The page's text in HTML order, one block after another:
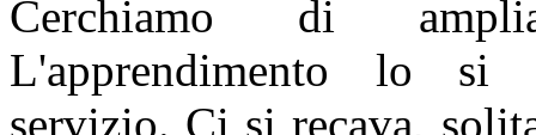
Cerchiamo di
L'apprendimento lo si
servizio. Ci si recava,